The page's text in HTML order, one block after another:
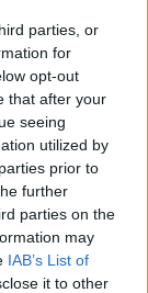
parties, or
for
opt-out
that after your
seeing
utilized by
prior to
further
parties on the
may
IAB’s List of
it to other
igiene